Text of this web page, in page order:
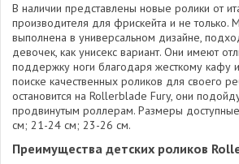
В наличии представлены новые ролики от
производителя для фрискейта и не только.
выполнена в универсальном дизайне,
девочек, как унисекс вариант. Они имеют
поддержку ноги благодаря жесткому кафу
поиске качественных роликов для своего
остановится на Rollerblade Fury, они
продвинутым роллерам. Размеры
см; 21-24 см; 23-26 см.
Преимущества детских роликов